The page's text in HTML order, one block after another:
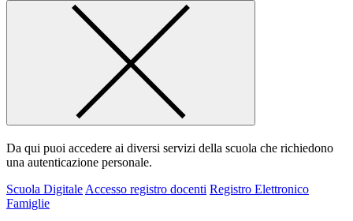
Da qui puoi accedere ai diversi servizi della scuola che richiedono
una autenticazione personale.
Scuola Digitale Accesso registro docenti Registro Elettronico
Famiglie